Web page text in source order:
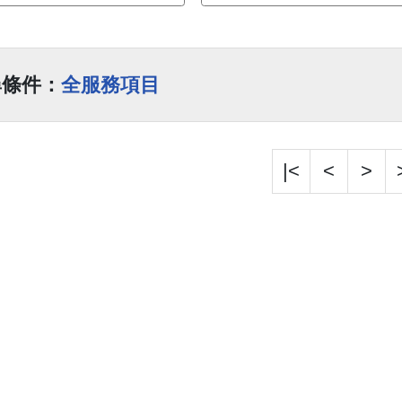
件： 全服務項目
|< < >